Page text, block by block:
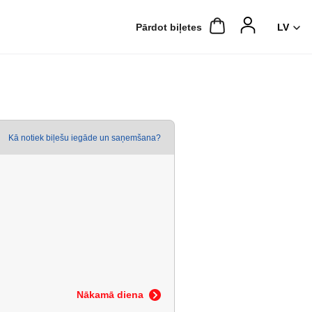
Pārdot biļetes
Kā notiek biļešu iegāde un saņemšana?
Nākamā diena